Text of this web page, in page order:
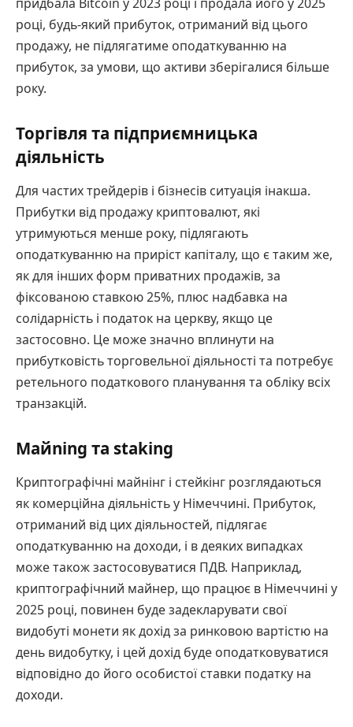
придбала Bitcoin у 2023 році і продала його у 2025
році, будь-який прибуток, отриманий від цього
продажу, не підлягатиме оподаткуванню на
прибуток, за умови, що активи зберігалися більше
року.
Торгівля та підприємницька
діяльність
Для частих трейдерів і бізнесів ситуація інакша.
Прибутки від продажу криптовалют, які
утримуються менше року, підлягають
оподаткуванню на приріст капіталу, що є таким же,
як для інших форм приватних продажів, за
фіксованою ставкою 25%, плюс надбавка на
солідарність і податок на церкву, якщо це
застосовно. Це може значно вплинути на
прибутковість торговельної діяльності та потребує
ретельного податкового планування та обліку всіх
транзакцій.
Майning та staking
Криптографічні майнінг і стейкінг розглядаються
як комерційна діяльність у Німеччині. Прибуток,
отриманий від цих діяльностей, підлягає
оподаткуванню на доходи, і в деяких випадках
може також застосовуватися ПДВ. Наприклад,
криптографічний майнер, що працює в Німеччині у
2025 році, повинен буде задекларувати свої
видобуті монети як дохід за ринковою вартістю на
день видобутку, і цей дохід буде оподатковуватися
відповідно до його особистої ставки податку на
доходи.